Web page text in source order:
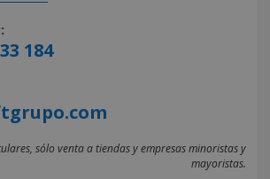
184
sólo venta a tiendas y empresas minoristas y
mayoristas.